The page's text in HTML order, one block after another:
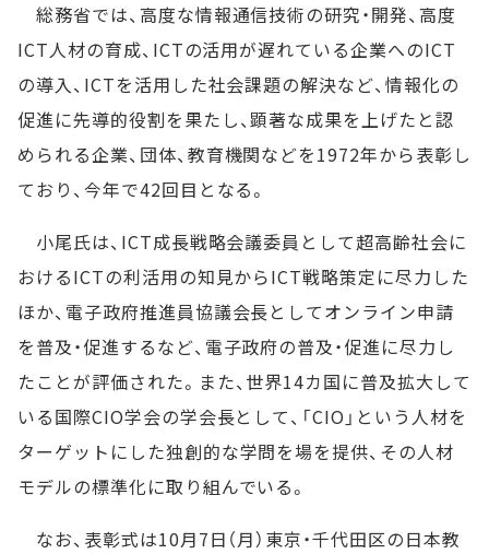
総務省では、高度な情報通信技術の研究・開発、高度
ICT人材の育成、ICTの活用が遅れている企業へのICT
の導入、ICTを活用した社会課題の解決など、情報化の
促進に先導的役割を果たし、顕著な成果を上げたと認
められる企業、団体、教育機関などを1972年から表彰し
ており、今年で42回目となる。
小尾氏は、ICT成長戦略会議委員として超高齢社会に
おけるICTの利活用の知見からICT戦略策定に尽力した
ほか、電子政府推進員協議会長としてオンライン申請
を普及・促進するなど、電子政府の普及・促進に尽力し
たことが評価された。また、世界14カ国に普及拡大して
いる国際CIO学会の学会長として、「CIO」という人材を
ターゲットにした独創的な学問を場を提供、その人材
モデルの標準化に取り組んでいる。
なお、表彰式は10月7日（月）東京・千代田区の日本教